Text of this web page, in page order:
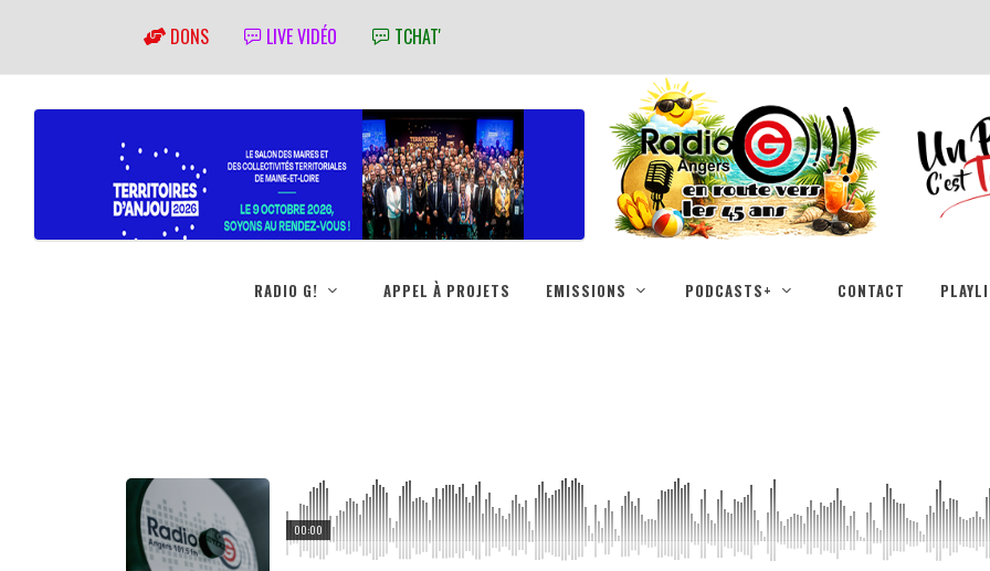
DONS LIVE VIDÉO TCHAT'
RADIO G! APPEL À PROJETS EMISSIONS PODCASTS+ CONTACT
00:00